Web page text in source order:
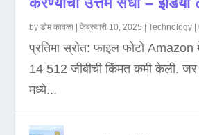
byडोम कावळा |फेब्रुवारी 10, 2025 |Technology |
प्रतिमा स्रोत: फाइल फोटो
14 512 जीबीची किंमत कमी केली.
मध्ये...